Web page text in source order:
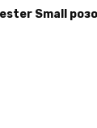
Small